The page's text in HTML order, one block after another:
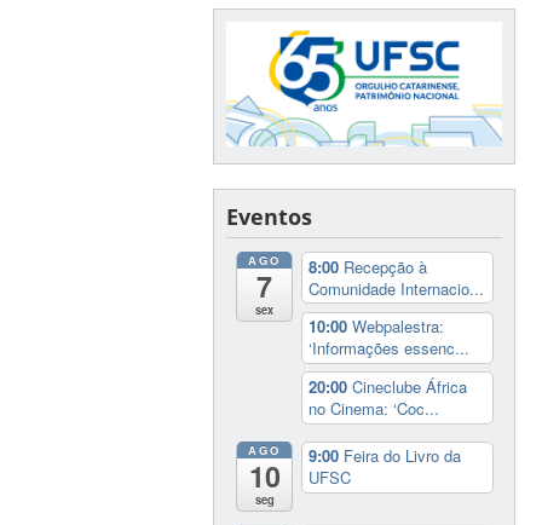
Eventos
AGO
7
sex
8:00 Recepção à
Comunidade Internacio...
10:00Webpalestra:
‘Informações essenc...
20:00Cineclube África
no Cinema: ‘Coc...
AGO
10
seg
9:00 Feira do Livro da
UFSC